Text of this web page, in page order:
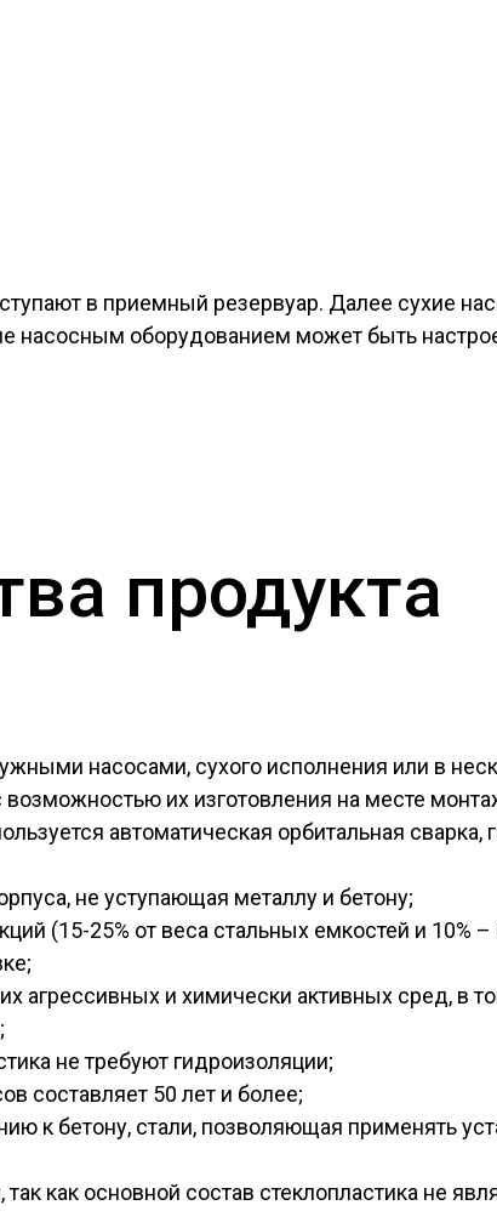
в приемный резервуар. Далее сухие
насосным оборудованием может быть
продукта
насосами, сухого исполнения или в
их изготовления на месте
автоматическая орбитальная
не уступающая металлу и бетону;
(15-25% от веса стальных емкостей и 10%
агрессивных и химически активных сред, в
не требуют гидроизоляции;
составляет 50 лет и более;
к бетону, стали, позволяющая применять
так как основной состав стеклопластика не